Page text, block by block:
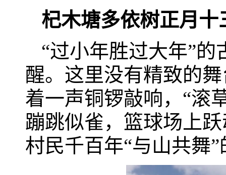
杞木塘多依树正月
“过小年胜过大年”
醒。这里没有精致的
着一声铜锣敲响，“滚
蹦跳似雀，篮球场上
村民千百年“与山共舞